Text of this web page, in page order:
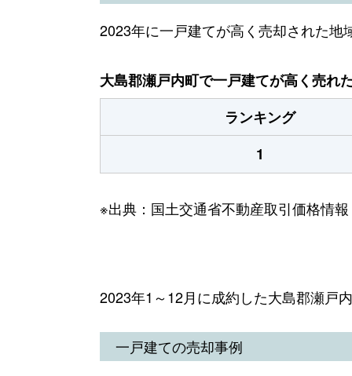
2023年に一戸建てが高く売却された地
大島郡瀬戸内町で一戸建てが高く売れ
ランキング
1
※出典：国土交通省不動産取引価格情
2023年1～12月に成約した大島郡瀬戸
一戸建ての売却事例